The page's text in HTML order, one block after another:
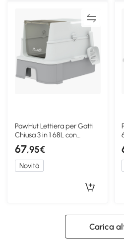
PawHut Lettiera per Gatti
Chiusa 3 in 1 68L con
Coperchio, Grigio
67,95€
Novità
Carica